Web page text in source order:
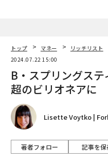
トップ マネー リッチリスト
2024.07.22 15:00
B・スプリングス
超のビリオネアに
Lisette Voytko |
著者フォロー 記事を保